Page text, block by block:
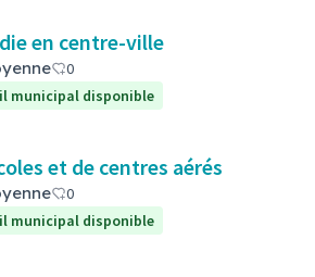
en centre-ville
0
municipal disponible
et de centres aérés
0
municipal disponible